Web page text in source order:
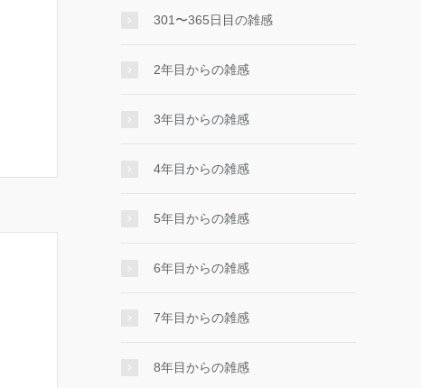
301〜365日目の雑感
2年目からの雑感
3年目からの雑感
4年目からの雑感
5年目からの雑感
6年目からの雑感
7年目からの雑感
8年目からの雑感